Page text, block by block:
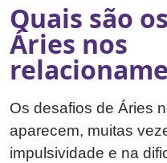
Quais são
Áries nos
Os desafios de Áries
aparecem, muitas
impulsividade e na